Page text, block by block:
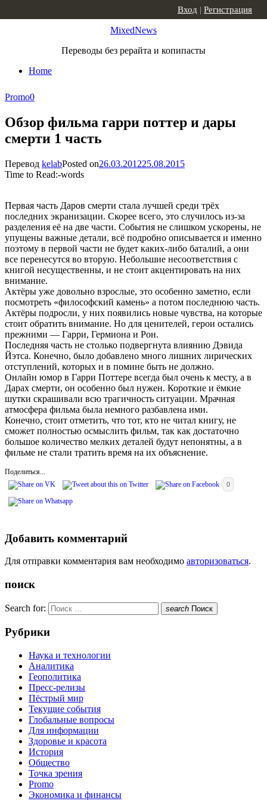
MixedNews
Переводы без рерайта и копипасты
Home
Вход | Регистрация
Promo0
Обзор фильма гарри поттер и дары
смерти 1 часть
Перевод kelabPosted on26.03.201225.08.2015
Time to Read:-words
Первая часть Даров смерти стала лучшей среди трёх
последних экранизации. Скорее всего, это случилось из-за
разделения её на две части. События не слишком ускорены, не
упущены важные детали, всё подробно описывается и именно
поэтому в первой части не будет каких-либо баталий, а они
все перенесутся во вторую. Небольшие несоответствия с
книгой несущественны, и не стоит акцентировать на них
внимание.
Актёры уже довольно взрослые, это особенно заметно, если
посмотреть «философский камень» а потом последнюю часть.
Актёры подросли, у них появились новые чувства, на которые
стоит обратить внимание. Но для ценителей, герои остались
прежними — Гарри, Гермиона и Рон.
Последняя часть не столько подвергнута влиянию Дэвида
Йэтса. Конечно, было добавлено много лишних лирических
отступлений, которых и в помине быть не должно.
Онлайн юмор в Гарри Поттере всегда был очень к месту, а в
Дарах смерти, он особенно был нужен. Короткие и ёмкие
шутки скрашивали всю трагичность ситуации. Мрачная
атмосфера фильма была немного разбавлена ими.
Конечно, стоит отметить, что тот, кто не читал книгу, не
сможет полностью осмыслить фильм, так как достаточно
большое количество мелких деталей будут непонятны, а в
фильме не стали тратить время на их объяснение.
Поделиться...
0
Добавить комментарий
Для отправки комментария вам необходимо авторизоваться.
поиск
Search for: search Поиск
Рубрики
Наука и технологии
Аналитика
Геополитика
Пресс-релизы
Пёстрый мир
Текущие события
Глобальные вопросы
Для информации
Здоровье и красота
История
Общество
Точка зрения
Promo
Экономика и финансы